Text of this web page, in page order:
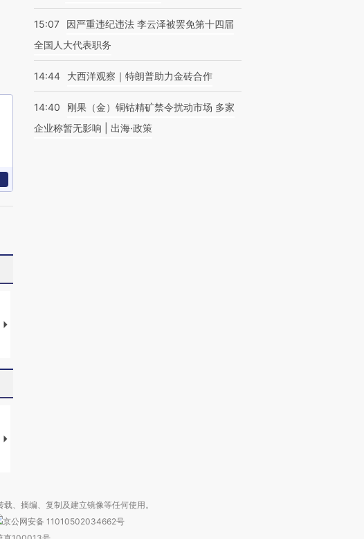
马航飞行员跨国走私7万
【推广】走进第四届链博
15:07
因严重违纪违法 李云泽被罢免第十四届
全国人大代表职务
14:44 大西洋观察｜特朗普助力金砖合作
14:40
刚果（金）铜钴精矿禁令扰动市场 多家
企业称暂无影响 | 出海·政策
、摘编、复制及建立镜像等任何使用。
京公网安备 11010502034662号